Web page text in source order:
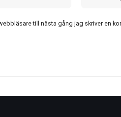
till nästa gång jag skriver en